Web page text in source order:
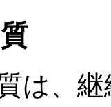
は、